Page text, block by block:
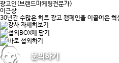
광고인(브랜드마케팅전문가)
이근상
30년간 수많은 히트 광고 캠페인을 이끌어온